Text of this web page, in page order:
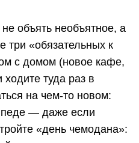
объять необъятное, а
три «обязательных к
с домом (новое кафе,
ходите туда раз в
на чем-то новом:
— даже если
«день чемодана»: